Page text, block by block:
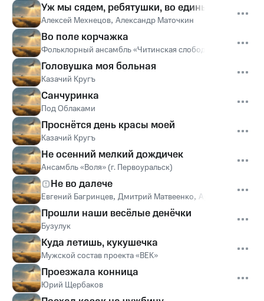
Уж мы сядем, ребятушки, во единый круг
Алексей Мехнецов, Александр Маточкин
Во поле корчажка
Фольклорный ансамбль «Читинская слобода»
Головушка моя больная
Казачий Кругъ
Санчуринка
Под Облаками
Проснётся день красы моей
Казачий Кругъ
Не осенний мелкий дождичек
Ансамбль «Воля» (г. Первоуральск)
Не во далече
Евгений Багринцев, Дмитрий Матвеенко, Арсений
Прошли наши весёлые денёчки
Бузулук
Куда летишь, кукушечка
Мужской состав проекта «ВЕК»
Проезжала конница
Юрий Щербаков